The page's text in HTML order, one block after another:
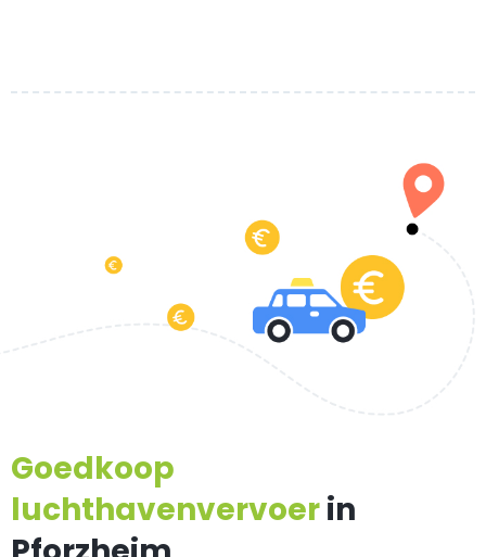
Goedkoop
luchthavenvervoerin